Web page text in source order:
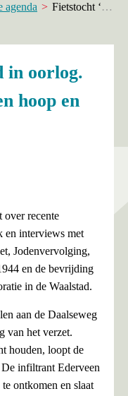
agenda Fietstocht ‘Waalstad in oorlog. Nijmegen-Oost tussen hoop en vrees’
in oorlog.
hoop en
recente
en interviews met
Jodenvervolging,
en de bevrijding
in de Waalstad.
aan de Daalseweg
van het verzet.
houden, loopt de
infiltrant Ederveen
ontkomen en slaat